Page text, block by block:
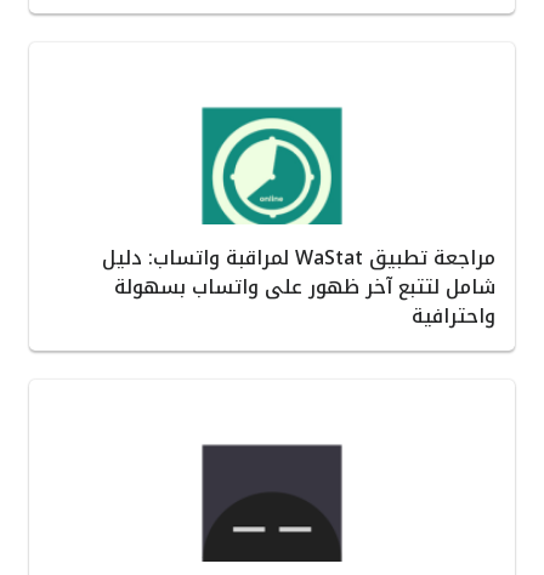
مراجعة تطبيق WaStat لمراقبة واتساب: دليل
شامل لتتبع آخر ظهور على واتساب بسهولة
واحترافية